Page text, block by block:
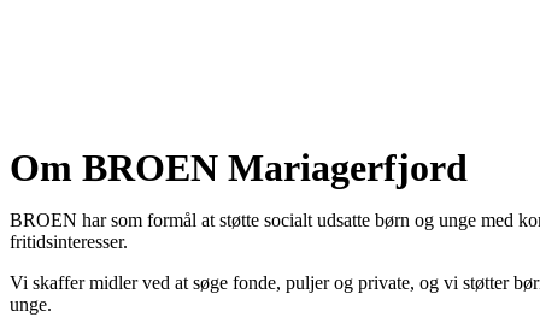
Om BROEN Mariagerfjord
BROEN har som formål at støtte socialt udsatte børn og unge med
fritidsinteresser.
Vi skaffer midler ved at søge fonde, puljer og private, og vi støtter
unge.